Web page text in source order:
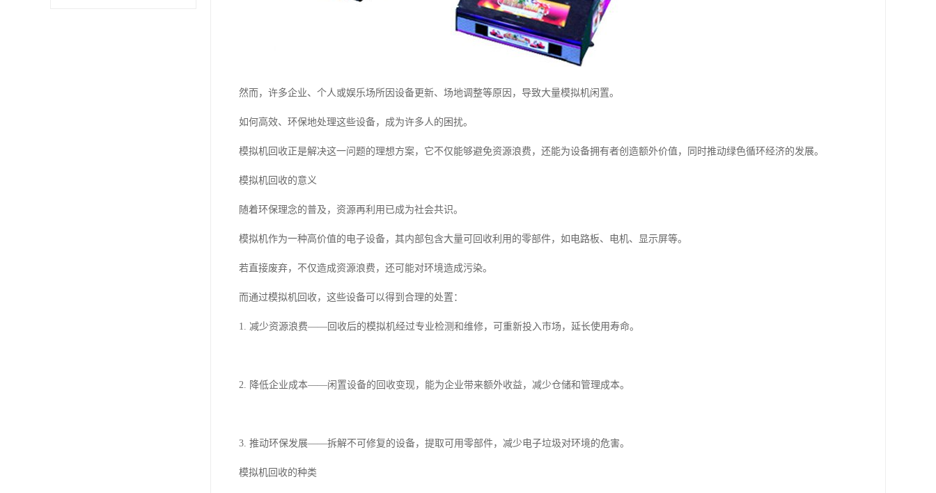
然而，许多企业、个人或娱乐场所因设备更新、场地调整等原因，导致大量模拟机闲置。
如何高效、环保地处理这些设备，成为许多人的困扰。
模拟机回收正是解决这一问题的理想方案，它不仅能够避免资源浪费，还能为设备拥有者创造额外价值，同时推动绿色循环经济的发展。
模拟机回收的意义
随着环保理念的普及，资源再利用已成为社会共识。
模拟机作为一种高价值的电子设备，其内部包含大量可回收利用的零部件，如电路板、电机、显示屏等。
若直接废弃，不仅造成资源浪费，还可能对环境造成污染。
而通过模拟机回收，这些设备可以得到合理的处置：
1. 减少资源浪费——回收后的模拟机经过专业检测和维修，可重新投入市场，延长使用寿命。
2. 降低企业成本——闲置设备的回收变现，能为企业带来额外收益，减少仓储和管理成本。
3. 推动环保发展——拆解不可修复的设备，提取可用零部件，减少电子垃圾对环境的危害。
模拟机回收的种类